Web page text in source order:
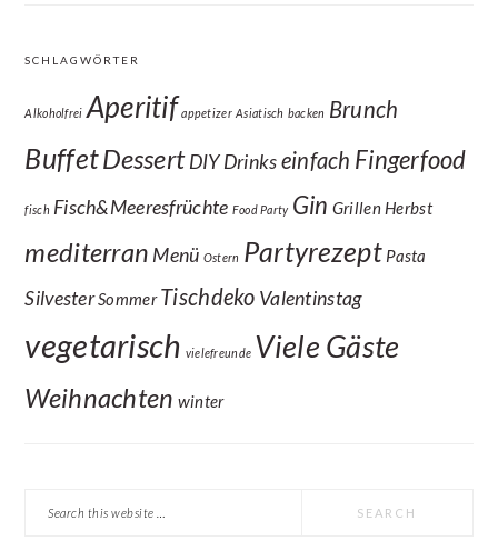
SCHLAGWÖRTER
Alkoholfrei Aperitif appetizer Asiatisch backen Brunch
BuffetDessert DIY Drinkseinfach Fingerfood
fisch Fisch&Meeresfrüchte Food Party Gin Grillen Herbst
mediterran Menü Ostern Partyrezept Pasta
SilvesterSommer Tischdeko Valentinstag
vegetarisch vielefreunde Viele Gäste
Weihnachten winter